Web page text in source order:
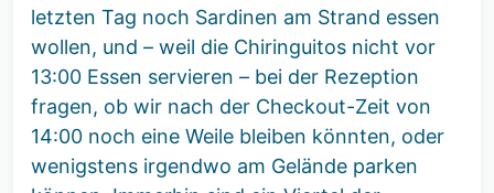
letzten Tag noch Sardinen am Strand essen
wollen, und – weil die Chiringuitos nicht vor
13:00 Essen servieren – bei der Rezeption
fragen, ob wir nach der Checkout-Zeit von
14:00 noch eine Weile bleiben könnten, oder
wenigstens irgendwo am Gelände parken